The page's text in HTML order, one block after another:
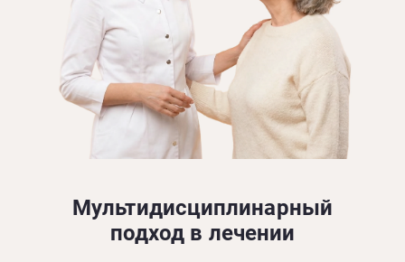
Мультидисциплинарный
подход в лечении